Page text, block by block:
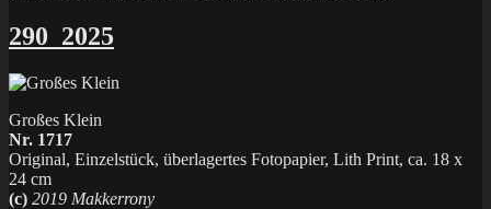
290_2025
Großes Klein
Nr. 1717
Original, Einzelstück, überlagertes Fotopapier, Lith Print, ca. 18 x
24 cm
(c) 2019 Makkerrony